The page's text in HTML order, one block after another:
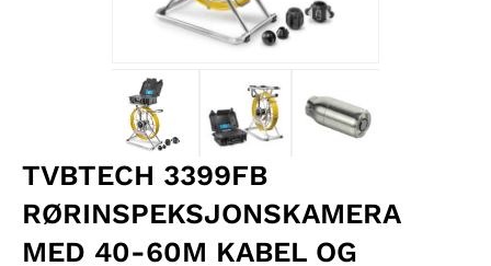
TVBTECH 3399FB
RØRINSPEKSJONSKAMERA
MED 40-60M KABEL OG